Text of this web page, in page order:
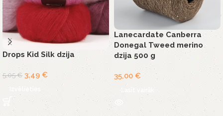
Drops Kid Silk dzija
5,05€ 3,49 €
Lanecardate Canberra
Donegal Tweed merino
dzija 500 g
35,00 €
Lasīt vairāk